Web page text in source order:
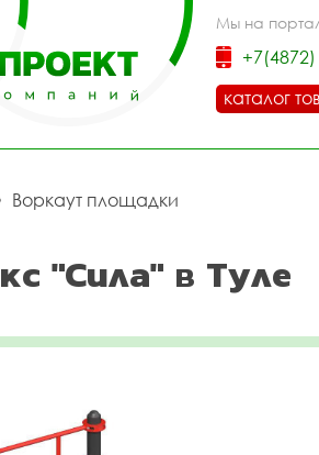
Мы на
каталог
Воркаут площадки
"Сила" в Туле